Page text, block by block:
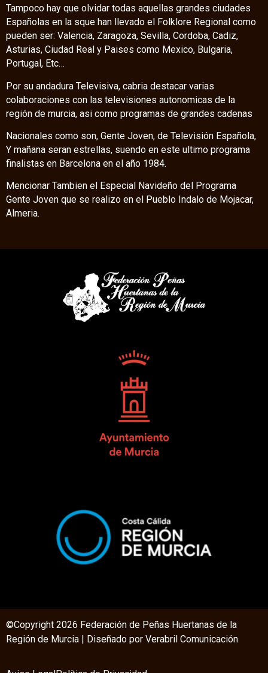
Tampoco hay que olvidar todas aquellas grandes ciudades
Españolas en la sque han llevado el Folklore Regional como
pueden ser: Valencia, Zaragoza, Sevilla, Cordoba, Cadiz,
Asturias, Ciudad Real y Paises como Mexico, Bulgaria,
Portugal, Etc…
Por su andadura Televisiva, cabria destacar varias
colaboraciones con las televisiones autonomicas de la
región de murcia, asi como programas de grandes cadenas
Nacionales como son, Gente Joven, de Televisión Española,
Y mañana seran estrellas, suendo en este ultimo programa
finalistas en Barcelona en el año 1984.
Mencionar Tambien el Especial Navideño del Programa
Gente Joven que se realizo en el Pueblo Indalo de Mojacar,
Almeria.
©Copyright 2026 Federación de Peñas Huertanas de la
Región de Murcia | Diseñado por Verabril Comunicación